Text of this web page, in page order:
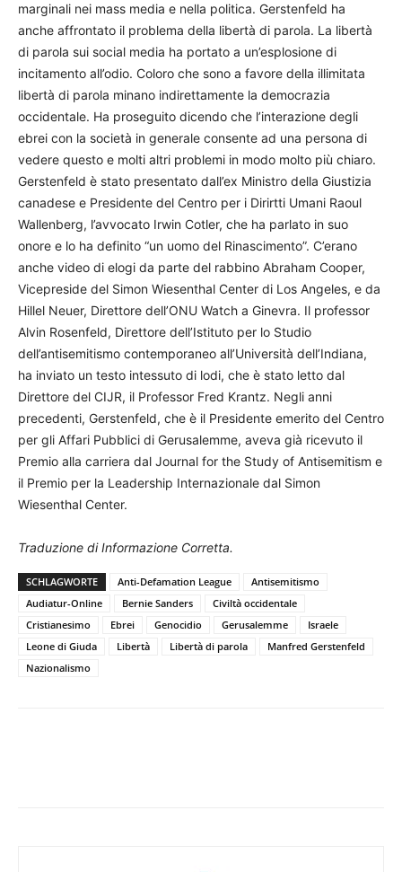
marginali nei mass media e nella politica. Gerstenfeld ha
anche affrontato il problema della libertà di parola. La libertà
di parola sui social media ha portato a un’esplosione di
incitamento all’odio. Coloro che sono a favore della illimitata
libertà di parola minano indirettamente la democrazia
occidentale. Ha proseguito dicendo che l’interazione degli
ebrei con la società in generale consente ad una persona di
vedere questo e molti altri problemi in modo molto più chiaro.
Gerstenfeld è stato presentato dall’ex Ministro della Giustizia
canadese e Presidente del Centro per i Dirirtti Umani Raoul
Wallenberg, l’avvocato Irwin Cotler, che ha parlato in suo
onore e lo ha definito “un uomo del Rinascimento”. C’erano
anche video di elogi da parte del rabbino Abraham Cooper,
Vicepreside del Simon Wiesenthal Center di Los Angeles, e da
Hillel Neuer, Direttore dell’ONU Watch a Ginevra. Il professor
Alvin Rosenfeld, Direttore dell’Istituto per lo Studio
dell’antisemitismo contemporaneo all’Università dell’Indiana,
ha inviato un testo intessuto di lodi, che è stato letto dal
Direttore del CIJR, il Professor Fred Krantz. Negli anni
precedenti, Gerstenfeld, che è il Presidente emerito del Centro
per gli Affari Pubblici di Gerusalemme, aveva già ricevuto il
Premio alla carriera dal Journal for the Study of Antisemitism e
il Premio per la Leadership Internazionale dal Simon
Wiesenthal Center.
Traduzione di Informazione Corretta.
SCHLAGWORTE Anti-Defamation League
Antisemitismo
Audiatur-Online
Bernie Sanders
Civiltà occidentale
Cristianesimo
Ebrei Genocidio Gerusalemme
Israele
Leone di Giuda
Libertà Libertà di parola
Manfred Gerstenfeld
Nazionalismo